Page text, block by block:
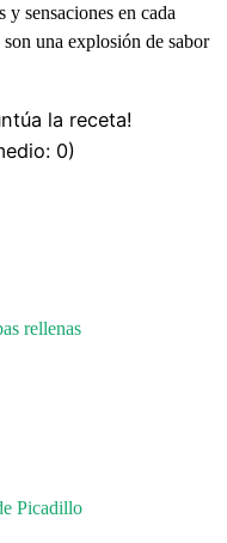
sensaciones en cada
son una explosión de sabor
la receta!
0)
rellenas
Picadillo